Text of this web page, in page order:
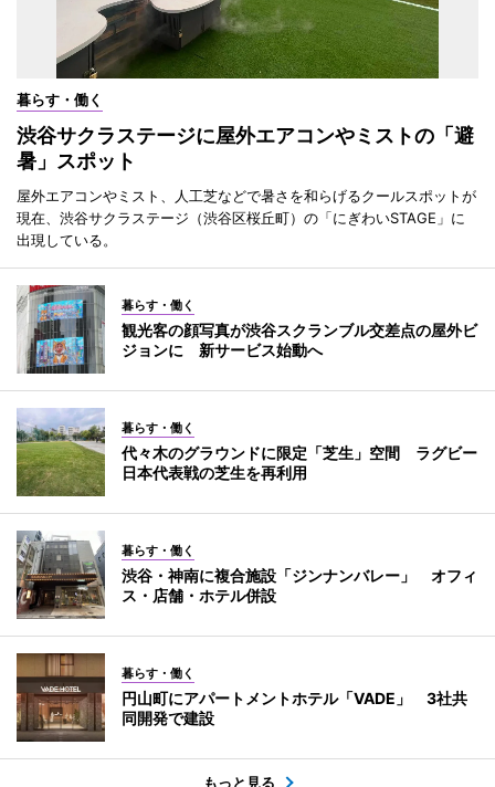
暮らす・働く
渋谷サクラステージに屋外エアコンやミストの「避
暑」スポット
屋外エアコンやミスト、人工芝などで暑さを和らげるクールスポットが
現在、渋谷サクラステージ（渋谷区桜丘町）の「にぎわいSTAGE」に
出現している。
暮らす・働く
観光客の顔写真が渋谷スクランブル交差点の屋外ビ
ジョンに 新サービス始動へ
暮らす・働く
代々木のグラウンドに限定「芝生」空間 ラグビー
日本代表戦の芝生を再利用
暮らす・働く
渋谷・神南に複合施設「ジンナンバレー」 オフィ
ス・店舗・ホテル併設
暮らす・働く
円山町にアパートメントホテル「VADE」 3社共
同開発で建設
もっと見る